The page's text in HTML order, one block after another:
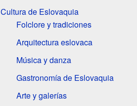
Cultura de Eslovaquia
Folclore y tradiciones
Arquitectura eslovaca
Música y danza
Gastronomía de Eslovaquia
Arte y galerías